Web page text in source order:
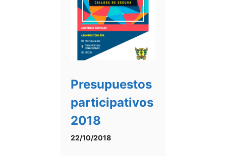
Presupuestos
participativos
2018
22/10/2018